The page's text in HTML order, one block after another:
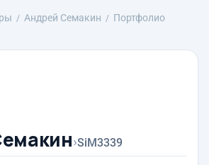
Андрей Семакин
Портфолио
›SiM3339